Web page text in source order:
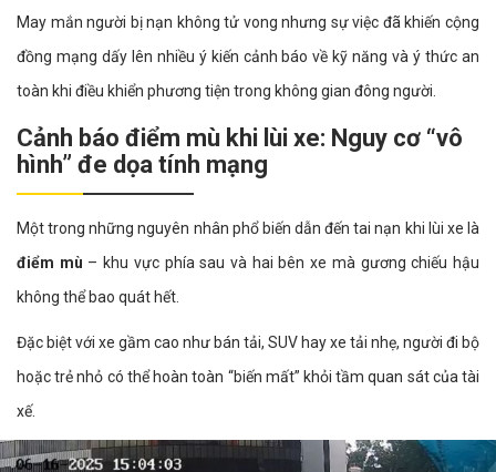
May mắn người bị nạn không tử vong nhưng sự việc đã khiến cộng
đồng mạng dấy lên nhiều ý kiến cảnh báo về kỹ năng và ý thức an
toàn khi điều khiển phương tiện trong không gian đông người.
Cảnh báo điểm mù khi lùi xe: Nguy cơ “vô
hình” đe dọa tính mạng
Một trong những nguyên nhân phổ biến dẫn đến tai nạn khi lùi xe là
điểm mù – khu vực phía sau và hai bên xe mà gương chiếu hậu
không thể bao quát hết.
Đặc biệt với xe gầm cao như bán tải, SUV hay xe tải nhẹ, người đi bộ
hoặc trẻ nhỏ có thể hoàn toàn “biến mất” khỏi tầm quan sát của tài
xế.